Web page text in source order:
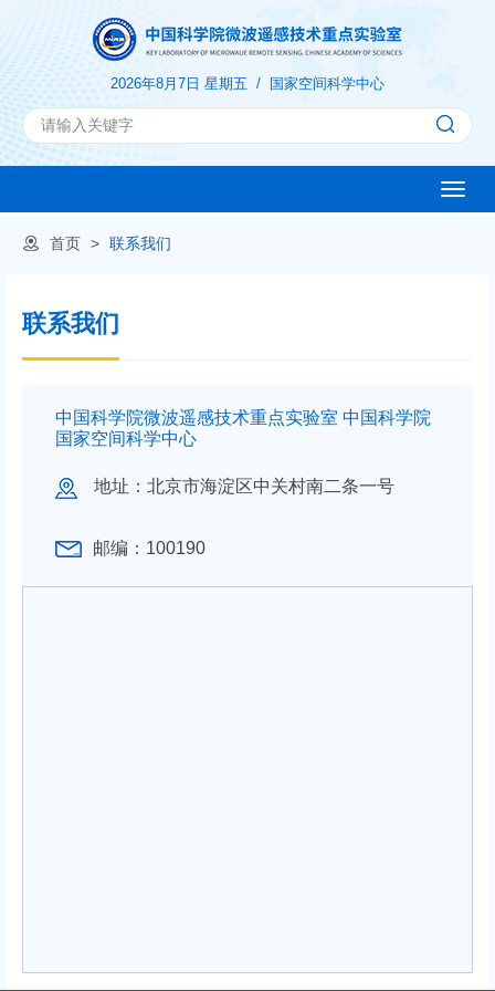
2026年8月7日 星期五 / 国家空间科学中心
Toggle
首页 > 联系我们
联系我们
中国科学院微波遥感技术重点实验室 中国科学院
国家空间科学中心
地址：北京市海淀区中关村南二条一号
邮编：100190